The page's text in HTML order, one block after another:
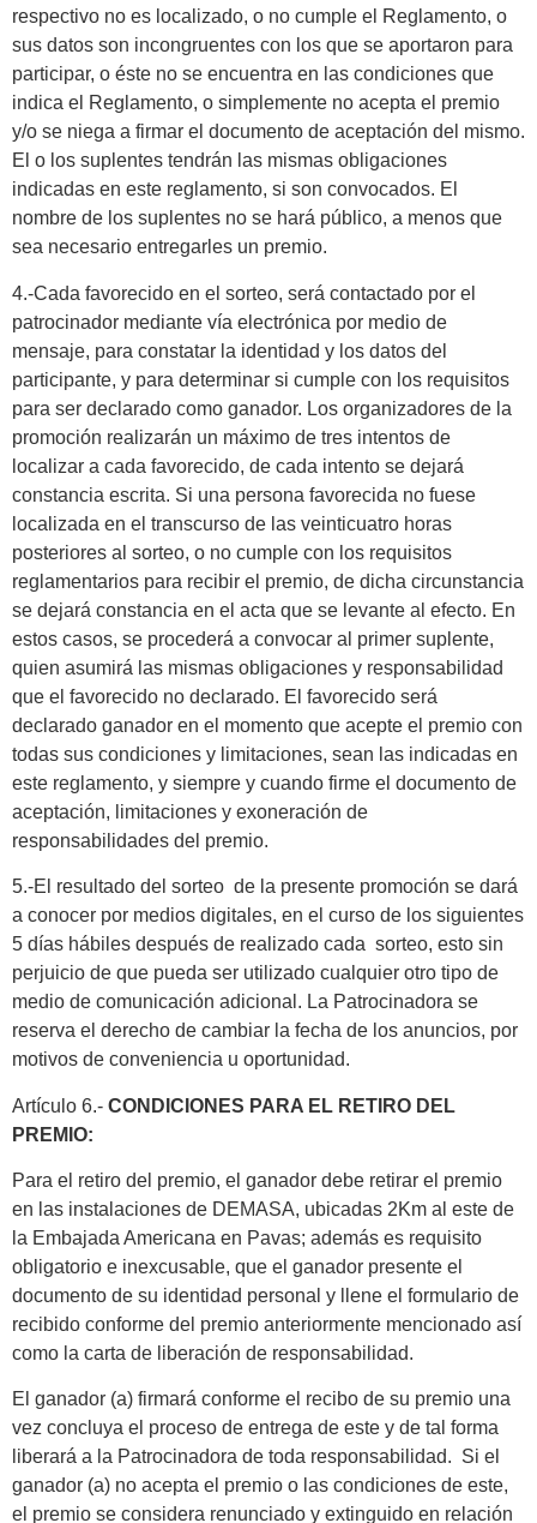
respectivo no es localizado, o no cumple el Reglamento, o
sus datos son incongruentes con los que se aportaron para
participar, o éste no se encuentra en las condiciones que
indica el Reglamento, o simplemente no acepta el premio
y/o se niega a firmar el documento de aceptación del mismo.
El o los suplentes tendrán las mismas obligaciones
indicadas en este reglamento, si son convocados. El
nombre de los suplentes no se hará público, a menos que
sea necesario entregarles un premio.
4.-Cada favorecido en el sorteo, será contactado por el
patrocinador mediante vía electrónica por medio de
mensaje, para constatar la identidad y los datos del
participante, y para determinar si cumple con los requisitos
para ser declarado como ganador. Los organizadores de la
promoción realizarán un máximo de tres intentos de
localizar a cada favorecido, de cada intento se dejará
constancia escrita. Si una persona favorecida no fuese
localizada en el transcurso de las veinticuatro horas
posteriores al sorteo, o no cumple con los requisitos
reglamentarios para recibir el premio, de dicha circunstancia
se dejará constancia en el acta que se levante al efecto. En
estos casos, se procederá a convocar al primer suplente,
quien asumirá las mismas obligaciones y responsabilidad
que el favorecido no declarado. El favorecido será
declarado ganador en el momento que acepte el premio con
todas sus condiciones y limitaciones, sean las indicadas en
este reglamento, y siempre y cuando firme el documento de
aceptación, limitaciones y exoneración de
responsabilidades del premio.
5.-El resultado del sorteo de la presente promoción se dará
a conocer por medios digitales, en el curso de los siguientes
5 días hábiles después de realizado cada sorteo, esto sin
perjuicio de que pueda ser utilizado cualquier otro tipo de
medio de comunicación adicional. La Patrocinadora se
reserva el derecho de cambiar la fecha de los anuncios, por
motivos de conveniencia u oportunidad.
Artículo 6.- CONDICIONES PARA EL RETIRO DEL
PREMIO:
Para el retiro del premio, el ganador debe retirar el premio
en las instalaciones de DEMASA, ubicadas 2Km al este de
la Embajada Americana en Pavas; además es requisito
obligatorio e inexcusable, que el ganador presente el
documento de su identidad personal y llene el formulario de
recibido conforme del premio anteriormente mencionado así
como la carta de liberación de responsabilidad.
El ganador (a) firmará conforme el recibo de su premio una
vez concluya el proceso de entrega de este y de tal forma
liberará a la Patrocinadora de toda responsabilidad. Si el
ganador (a) no acepta el premio o las condiciones de este,
el premio se considera renunciado y extinguido en relación